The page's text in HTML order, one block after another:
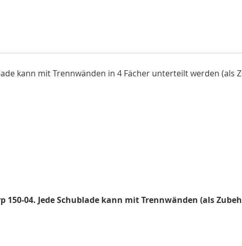
kann mit Trennwänden in 4 Fächer unterteilt werden (als
150-04. Jede Schublade kann mit Trennwänden (als